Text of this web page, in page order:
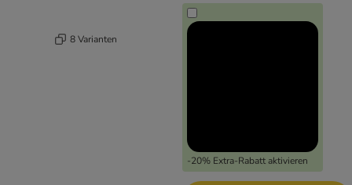
8 Varianten
-20% Extra-Rabatt aktivieren